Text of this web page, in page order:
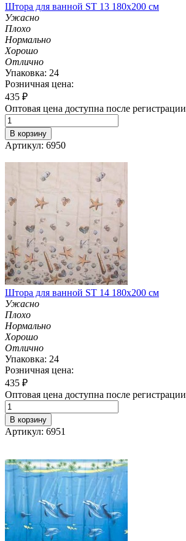
Штора для ванной ST 13 180х200 см
Ужасно
Плохо
Нормально
Хорошо
Отлично
Упаковка: 24
Розничная цена:
435 ₽
Оптовая цена доступна после регистрации
В корзину
Артикул: 6950
Штора для ванной ST 14 180х200 см
Ужасно
Плохо
Нормально
Хорошо
Отлично
Упаковка: 24
Розничная цена:
435 ₽
Оптовая цена доступна после регистрации
В корзину
Артикул: 6951